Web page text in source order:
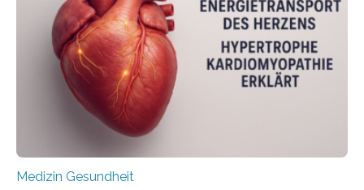
vorab zu prüfen, welche Medikamente am besten
wirken. Dabei wurde ein Eiweiß identifiziert, das künftig
als Biomarker für die Wahl der passenden Therapie
dienen könnte. Darmkrebs zählt weltweit zu den
häufigsten Krebsarten und stellt…
Medizin Gesundheit